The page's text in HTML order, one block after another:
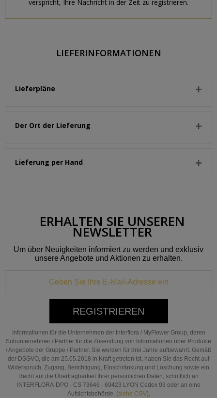
verspricht, Ihre Nachricht in der Zeit zu registrieren.
LIEFERINFORMATIONEN
Lieferpläne
Der Ort der Lieferung
Lieferung per Hand
ERHALTEN SIE UNSEREN
NEWSLETTER
Um über Neuigkeiten informiert zu werden und exklusiv
unsere Angebote und Aktionen zu erhalten.
REGISTRIEREN
Informationen für die Unternehmen der Interflora / MyFlower Group, deren
Subunternehmer / Partner für die Zusendung von Informationen über Produkte
/ Angebote der Gruppe / Partner. Sie werden für drei Jahre aufbewahrt. Gemäß
der DSGVO, die am 25.05.2018 in Kraft getreten ist, haben Sie das Recht auf
Widerspruch, Zugang, Berichtigung, Einschränkung und Löschung sowie ein
Recht auf die Übertragbarkeit Ihrer persönlichen Daten, schriftlich an
INTERFLORA-DPO - CS 73646 - 69423 LYON Cedex 03 oder an eine
Aufsichtsbehörde. (siehe CGV).